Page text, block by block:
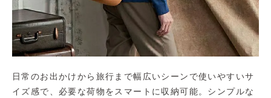
日常のお出かけから旅行まで幅広いシーンで使いやすいサ
イズ感で、必要な荷物をスマートに収納可能。シンプルな